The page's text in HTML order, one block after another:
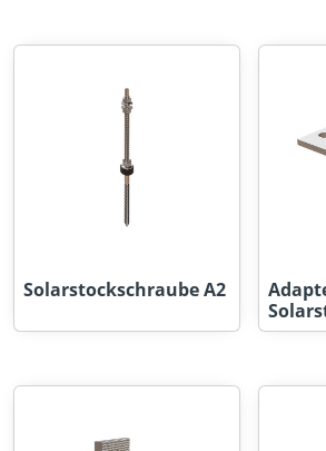
Solarstockschraube A2